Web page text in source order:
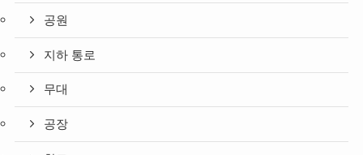
공원
지하 통로
무대
공장